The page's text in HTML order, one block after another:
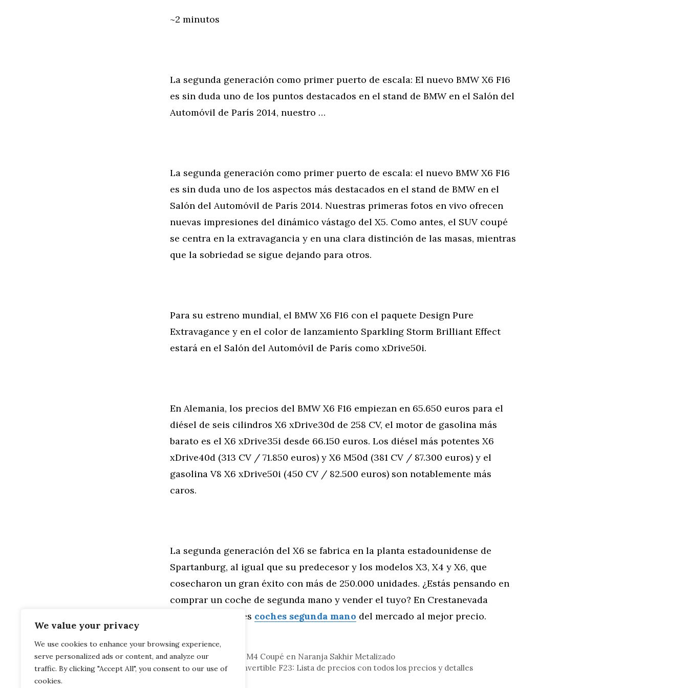
We value your privacy
We use cookies to enhance your browsing experience,
serve personalized ads or content, and analyze our
traffic. By clicking "Accept All", you consent to our use of
cookies.
~2 minutos
La segunda generación como primer puerto de escala: El nuevo BMW X6 F16
es sin duda uno de los puntos destacados en el stand de BMW en el Salón del
Automóvil de París 2014, nuestro …
La segunda generación como primer puerto de escala: el nuevo BMW X6 F16
es sin duda uno de los aspectos más destacados en el stand de BMW en el
Salón del Automóvil de París 2014. Nuestras primeras fotos en vivo ofrecen
nuevas impresiones del dinámico vástago del X5. Como antes, el SUV coupé
se centra en la extravagancia y en una clara distinción de las masas, mientras
que la sobriedad se sigue dejando para otros.
Para su estreno mundial, el BMW X6 F16 con el paquete Design Pure
Extravagance y en el color de lanzamiento Sparkling Storm Brilliant Effect
estará en el Salón del Automóvil de París como xDrive50i.
En Alemania, los precios del BMW X6 F16 empiezan en 65.650 euros para el
diésel de seis cilindros X6 xDrive30d de 258 CV, el motor de gasolina más
barato es el X6 xDrive35i desde 66.150 euros. Los diésel más potentes X6
xDrive40d (313 CV / 71.850 euros) y X6 M50d (381 CV / 87.300 euros) y el
gasolina V8 X6 xDrive50i (450 CV / 82.500 euros) son notablemente más
caros.
La segunda generación del X6 se fabrica en la planta estadounidense de
Spartanburg, al igual que su predecesor y los modelos X3, X4 y X6, que
cosecharon un gran éxito con más de 250.000 unidades. ¿Estás pensando en
comprar un coche de segunda mano y vender el tuyo? En Crestanevada
tienen los mejores coches segunda mano del mercado al mejor precio.
Categorías
General,Motor
París 2014: BMW M4 Coupé en Naranja Sakhir Metalizado
BMW Serie 2 Convertible F23: Lista de precios con todos los precios y detalles